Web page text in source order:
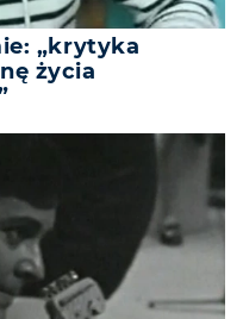
„krytyka
życia